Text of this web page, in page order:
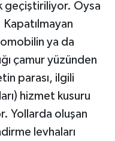
geçiştiriliyor. Oysa
ya da
çamur yüzünden
parası, ilgili
hizmet kusuru
Yollarda oluşan
levhaları